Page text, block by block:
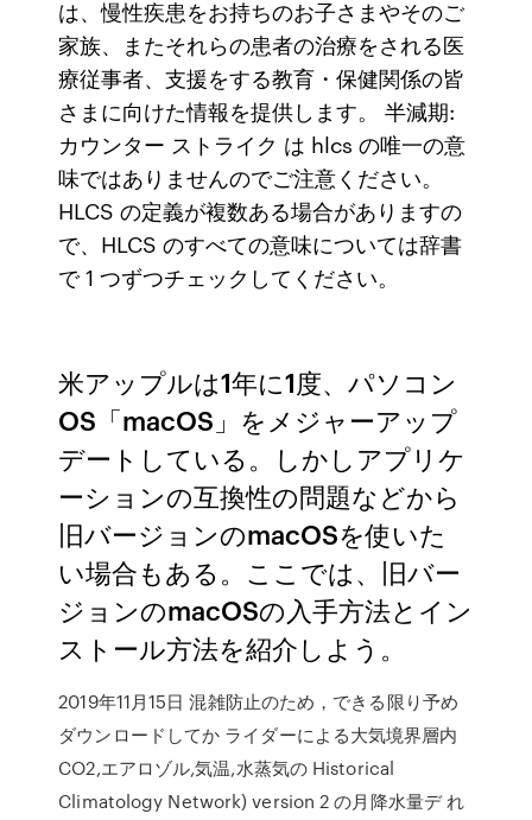
は、慢性疾患をお持ちのお子さまやそのご
家族、またそれらの患者の治療をされる医
療従事者、支援をする教育・保健関係の皆
さまに向けた情報を提供します。 半減期:
カウンター ストライク は hlcs の唯一の意
味ではありませんのでご注意ください。
HLCS の定義が複数ある場合がありますの
で、HLCS のすべての意味については辞書
で 1 つずつチェックしてください。
米アップルは1年に1度、パソコン
OS「macOS」をメジャーアップ
デートしている。しかしアプリケ
ーションの互換性の問題などから
旧バージョンのmacOSを使いた
い場合もある。ここでは、旧バー
ジョンのmacOSの入手方法とイン
ストール方法を紹介しよう。
2019年11月15日 混雑防止のため，できる限り予め
ダウンロードしてか ライダーによる大気境界層内
CO2,エアロゾル,気温,水蒸気の Historical
Climatology Network) version 2 の月降水量デ れ